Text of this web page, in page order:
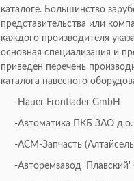
каталоге. Большинство
представительства или
каждого производителя
основная специализация и
приведен перечень
каталога навесного
-Hauer Frontlader GmbH
-Автоматика ПКБ ЗАО
-АСМ-Запчасть
-Авторемзавод